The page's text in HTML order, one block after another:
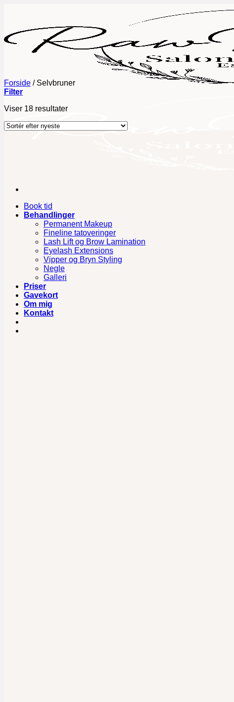
Book tid
Behandlinger
Permanent Makeup
Fineline tatoveringer
Lash Lift og Brow Lamination
Eyelash Extensions
Vipper og Bryn Styling
Negle
Galleri
Priser
Gavekort
Om mig
Kontakt
Forside /Selvbruner
Filter
Viser 18 resultaterSorteret